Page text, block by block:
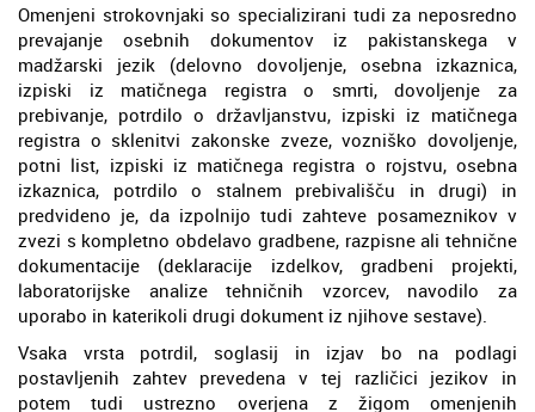
Omenjeni strokovnjaki so specializirani tudi za neposredno
prevajanje osebnih dokumentov iz pakistanskega v
madžarski jezik (delovno dovoljenje, osebna izkaznica,
izpiski iz matičnega registra o smrti, dovoljenje za
prebivanje, potrdilo o državljanstvu, izpiski iz matičnega
registra o sklenitvi zakonske zveze, vozniško dovoljenje,
potni list, izpiski iz matičnega registra o rojstvu, osebna
izkaznica, potrdilo o stalnem prebivališču in drugi) in
predvideno je, da izpolnijo tudi zahteve posameznikov v
zvezi s kompletno obdelavo gradbene, razpisne ali tehnične
dokumentacije (deklaracije izdelkov, gradbeni projekti,
laboratorijske analize tehničnih vzorcev, navodilo za
uporabo in katerikoli drugi dokument iz njihove sestave).
Vsaka vrsta potrdil, soglasij in izjav bo na podlagi
postavljenih zahtev prevedena v tej različici jezikov in
potem tudi ustrezno overjena z žigom omenjenih